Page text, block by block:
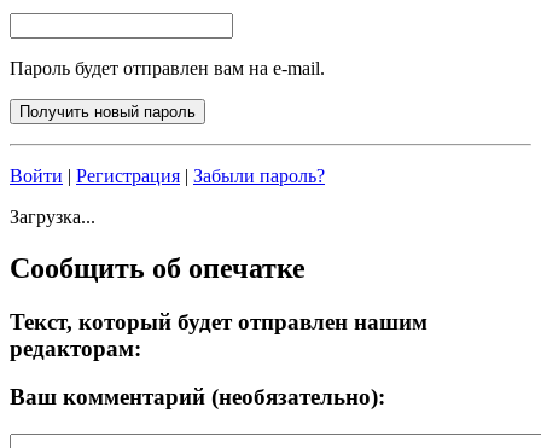
Пароль будет отправлен вам на e-mail.
Войти | Регистрация | Забыли пароль?
Загрузка...
Сообщить об опечатке
Текст, который будет отправлен нашим
редакторам:
Ваш комментарий (необязательно):